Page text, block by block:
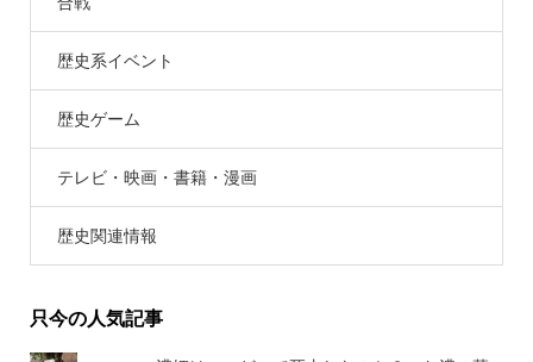
歴史系イベント
歴史ゲーム
テレビ・映画・書籍・漫画
歴史関連情報
只今の人気記事